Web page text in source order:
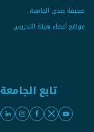
صحيفة صدى الجامعة
مواقع أعضاء هيئة التدريس
تابع الجامعة